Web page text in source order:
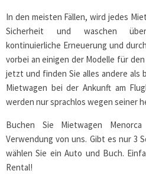
In den meisten Fällen, wird jedes
Sicherheit und waschen
kontinuierliche Erneuerung und
vorbei an einigen der Modelle für
jetzt und finden Sie alles andere
Mietwagen bei der Ankunft am
werden nur sprachlos wegen seiner
Buchen Sie Mietwagen
Verwendung von uns. Gibt es nur 3
wählen Sie ein Auto und Buch.
Rental!